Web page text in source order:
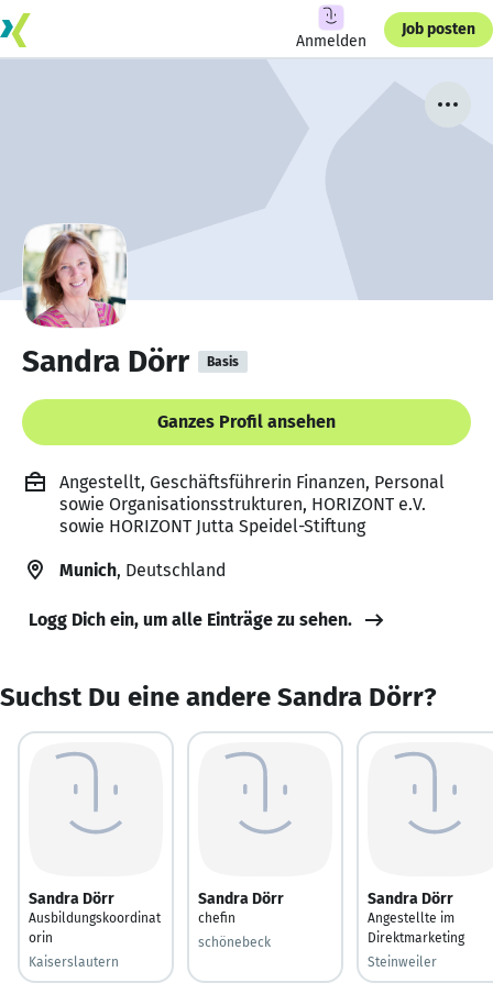
Anmelden
Job posten
Sandra Dörr Basis
Ganzes Profil ansehen
Angestellt, Geschäftsführerin Finanzen, Personal
sowie Organisationsstrukturen, HORIZONT e.V.
sowie HORIZONT Jutta Speidel-Stiftung
Munich, Deutschland
Logg Dich ein, um alle Einträge zu sehen.
Suchst Du eine andere Sandra Dörr?
Sandra Dörr
Ausbildungskoordinat
orin
Kaiserslautern
Sandra Dörr
chefin
schönebeck
Sandra Dörr
Angestellte im
Direktmarketing
Steinweiler